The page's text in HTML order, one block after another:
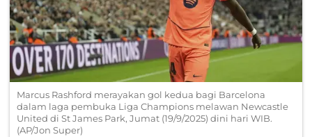
Marcus Rashford merayakan gol kedua bagi Barcelona
dalam laga pembuka Liga Champions melawan Newcastle
United di St James Park, Jumat (19/9/2025) dini hari WIB.
(AP/Jon Super)